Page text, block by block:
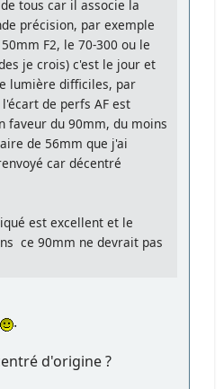
tous car il associe la
précision, par exemple
F2, le 70-300 ou le
je crois) c'est le jour et
lumière difficiles, par
de perfs AF est
faveur du 90mm, du moins
de 56mm que j'ai
car décentré
est excellent et le
ce 90mm ne devrait pas
.
d'origine ?